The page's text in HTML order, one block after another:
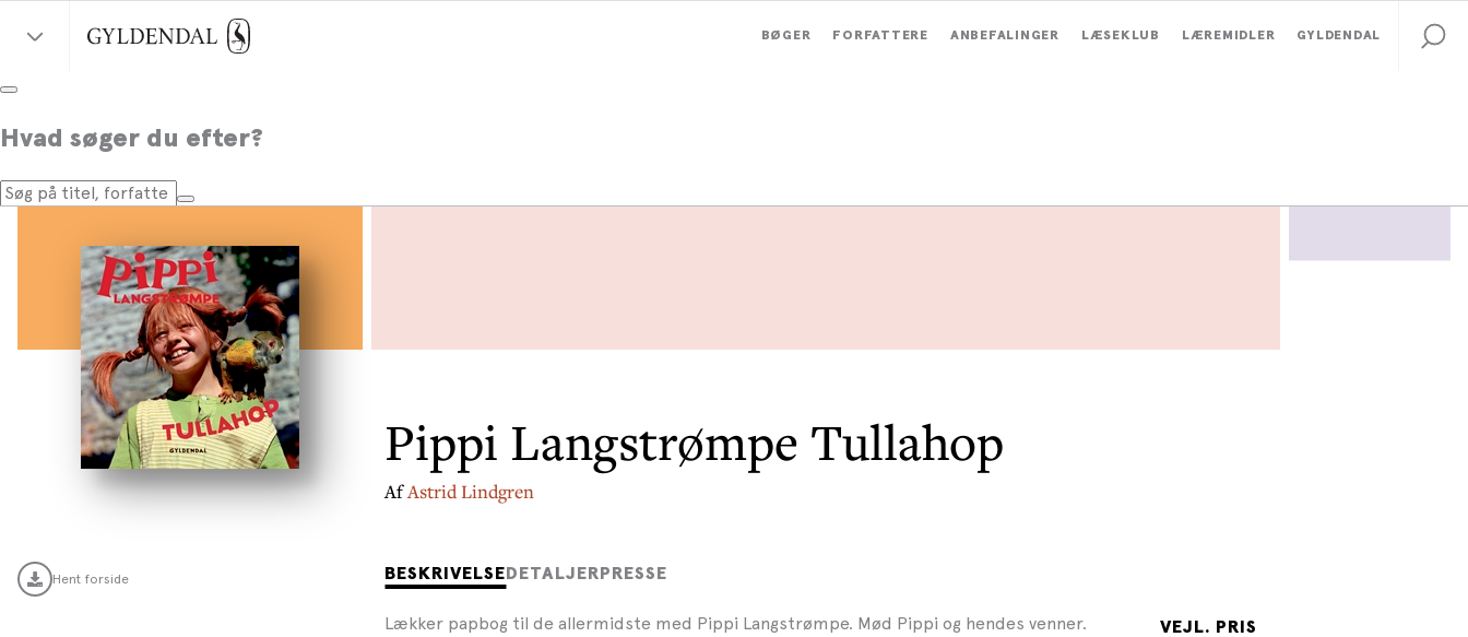
BØGER FORFATTERE ANBEFALINGER LÆSEKLUB LÆREMIDLER GYLDENDAL
Hvad søger du efter?
Pippi Langstrømpe Tullahop
AfAstrid Lindgren
Hent forside BESKRIVELSE DETALJER PRESSE
Lækker papbog til de allermidste med Pippi Langstrømpe. Mød Pippi og hendes venner.
VEJL. PRIS